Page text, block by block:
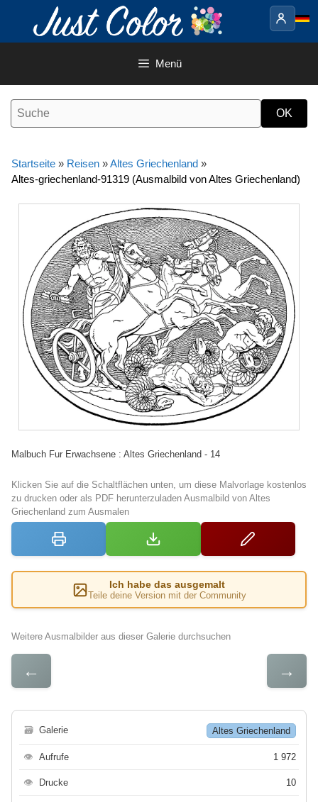
Inhalt
Menü
Startseite » Reisen »Altes Griechenland »
Altes-griechenland-91319 (Ausmalbild von Altes Griechenland)
Malbuch Fur Erwachsene : Altes Griechenland - 14
Klicken Sie auf die Schaltflächen unten, um diese Malvorlage kostenlos
zu drucken oder als PDF herunterzuladen Ausmalbild von Altes
Griechenland zum Ausmalen
Ich habe das ausgemalt
Teile deine Version mit der Community
Weitere Ausmalbilder aus dieser Galerie durchsuchen
← →
🗃 Galerie Altes Griechenland
👁 Aufrufe 1 972
👁 Drucke 10